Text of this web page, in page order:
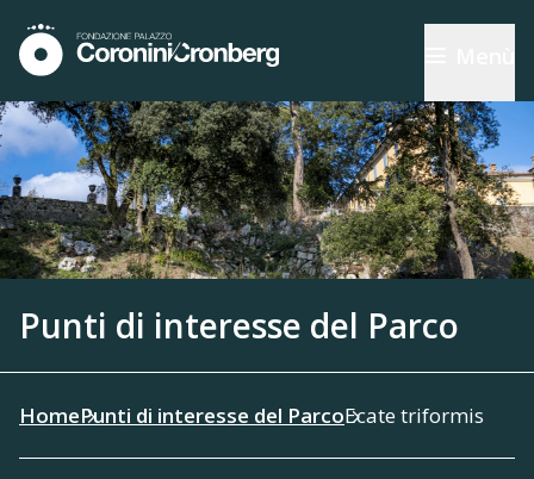
Punti di interesse del Parco
HomePunti di interesse del ParcoEcate triformis